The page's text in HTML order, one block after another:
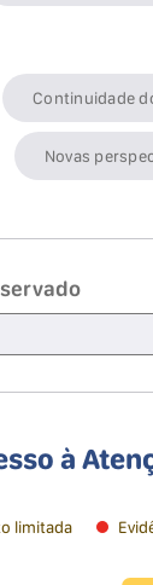
Continuidade
Novas
à
limitada